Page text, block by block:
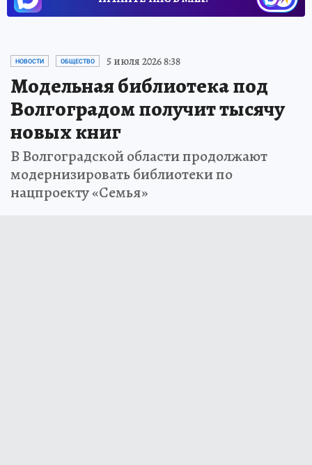
НОВОСТИ ОБЩЕСТВО 5 июля 2026 8:38
Модельная библиотека под
Волгоградом получит тысячу
новых книг
В Волгоградской области продолжают
модернизировать библиотеки по
нацпроекту «Семья»